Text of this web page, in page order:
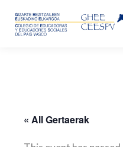
« All Gertaerak